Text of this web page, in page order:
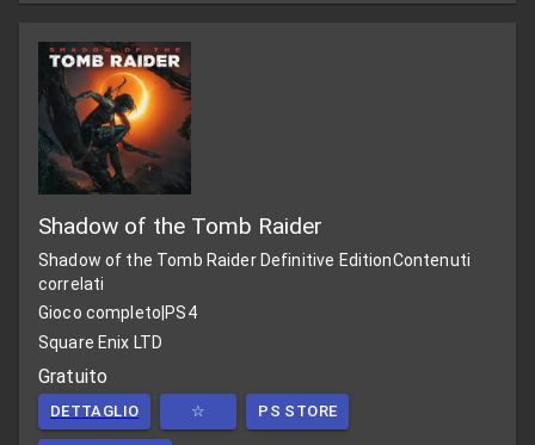
Shadow of the Tomb Raider
Shadow of the Tomb Raider Definitive EditionContenuti
correlati
Gioco completo PS4
Square Enix LTD
Gratuito
DETTAGLIO ☆ PS STORE